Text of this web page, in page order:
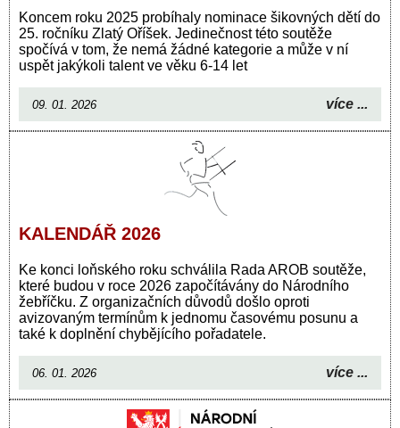
Koncem roku 2025 probíhaly nominace šikovných dětí do
25. ročníku Zlatý Oříšek. Jedinečnost této soutěže
spočívá v tom, že nemá žádné kategorie a může v ní
uspět jakýkoli talent ve věku 6-14 let
09. 01. 2026 více ...
KALENDÁŘ 2026
Ke konci loňského roku schválila Rada AROB soutěže,
které budou v roce 2026 započítávány do Národního
žebříčku. Z organizačních důvodů došlo oproti
avizovaným termínům k jednomu časovému posunu a
také k doplnění chybějícího pořadatele.
06. 01. 2026 více ...